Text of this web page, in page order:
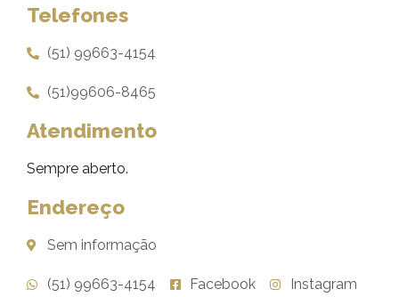
Telefones
(51) 99663-4154
(51)99606-8465
Atendimento
Sempre aberto.
Endereço
Sem informação
(51) 99663-4154 Facebook
Instagram